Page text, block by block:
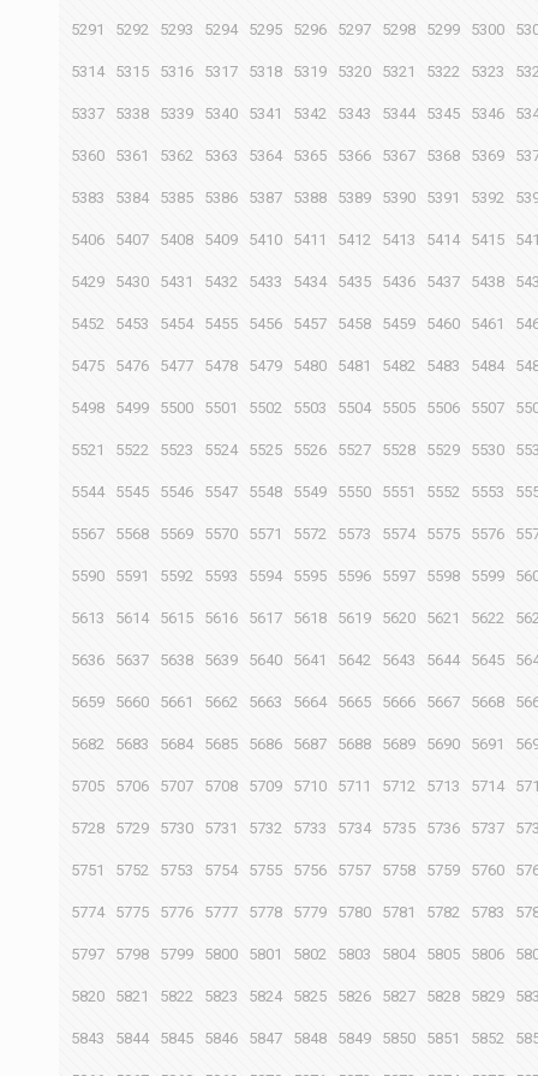
5291 5292 5293 5294 5295 5296 5297 5298 5299 5300
5314 5315 5316 5317 5318 5319 5320 5321 5322 5323
5337 5338 5339 5340 5341 5342 5343 5344 5345 5346
5360 5361 5362 5363 5364 5365 5366 5367 5368 5369
5383 5384 5385 5386 5387 5388 5389 5390 5391 5392
5406 5407 5408 5409 5410 5411 5412 5413 5414 5415
5429 5430 5431 5432 5433 5434 5435 5436 5437 5438
5452 5453 5454 5455 5456 5457 5458 5459 5460 5461
5475 5476 5477 5478 5479 5480 5481 5482 5483 5484
5498 5499 5500 5501 5502 5503 5504 5505 5506 5507
5521 5522 5523 5524 5525 5526 5527 5528 5529 5530
5544 5545 5546 5547 5548 5549 5550 5551 5552 5553
5567 5568 5569 5570 5571 5572 5573 5574 5575 5576
5590 5591 5592 5593 5594 5595 5596 5597 5598 5599
5613 5614 5615 5616 5617 5618 5619 5620 5621 5622
5636 5637 5638 5639 5640 5641 5642 5643 5644 5645
5659 5660 5661 5662 5663 5664 5665 5666 5667 5668
5682 5683 5684 5685 5686 5687 5688 5689 5690 5691
5705 5706 5707 5708 5709 5710 5711 5712 5713 5714
5728 5729 5730 5731 5732 5733 5734 5735 5736 5737
5751 5752 5753 5754 5755 5756 5757 5758 5759 5760
5774 5775 5776 5777 5778 5779 5780 5781 5782 5783
5797 5798 5799 5800 5801 5802 5803 5804 5805 5806
5820 5821 5822 5823 5824 5825 5826 5827 5828 5829
5843 5844 5845 5846 5847 5848 5849 5850 5851 5852